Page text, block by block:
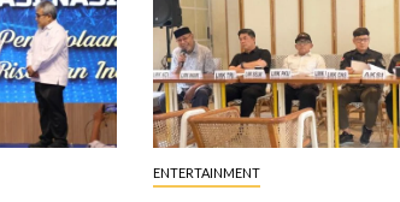
ENTERTAINMENT